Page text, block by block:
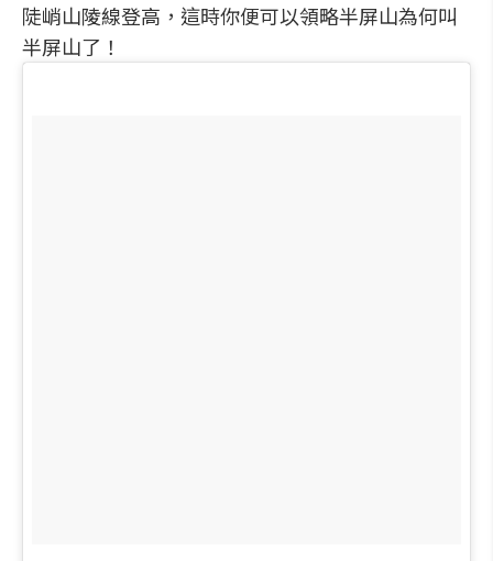
陡峭山陵線登高，這時你便可以領略半屏山為何叫
半屏山了！